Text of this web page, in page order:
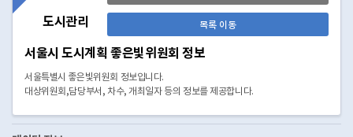
도시관리 목록 이동
서울시 도시계획 좋은빛위원회 정보
서울특별시 좋은빛위원회 정보입니다.
대상위원회,담당부서, 차수, 개최일자 등의 정보를 제공합니다.